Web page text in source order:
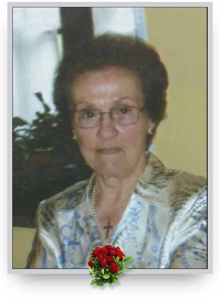
PASSATE:
2° ANNIVERSARIO
Villafalletto, Chiesa di Santi Lorenzo e Sebastiano /
Chiesa Parrocchiale di Monsola